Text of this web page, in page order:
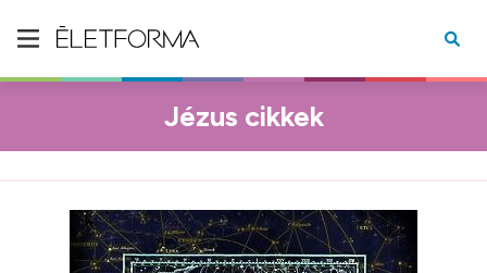
Jézus cikkek